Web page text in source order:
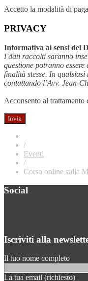
Accetto la modalità di
PRIVACY
Informativa ai sensi del
I dati raccolti saranno
questione potranno
finalità stesse. In
contattando l’Avv. Jean-
Acconsento al trattamento
/
Eventi
/
Corso online sulla
Social
Iscriviti alla
Il tuo nome completo
La tua email (richiesto)